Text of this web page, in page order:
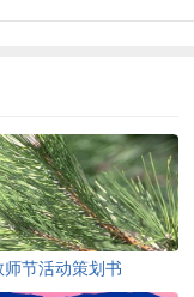
师节活动策划书